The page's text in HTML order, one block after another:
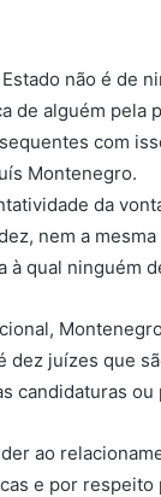
não é de
de alguém pela
com
Montenegro.
da
nem a
à qual ninguém
dez juízes que
candidaturas
ao
e por